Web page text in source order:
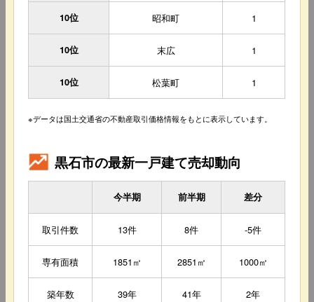
10位 昭和町 1
10位 末広 1
10位 松葉町 1
※データは国土交通省の不動産取引価格情報をもとに表示しています。
黒石市の最新一戸建て売却動向
今半期 前半期 差分
取引件数 13件 8件 -5件
専有面積 1851㎡ 2851㎡ 1000㎡
築年数 39年 41年 2年